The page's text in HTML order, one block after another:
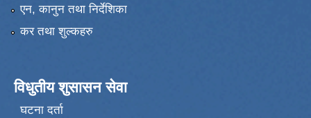
एन, कानुन तथा निर्देशिका
कर तथा शुल्कहरु
विधुतीय शुसासन सेवा
घटना दर्ता